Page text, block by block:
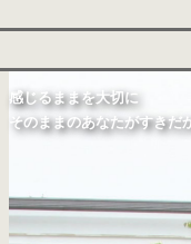
感じるままを大切に
そのままのあなたがすきだ